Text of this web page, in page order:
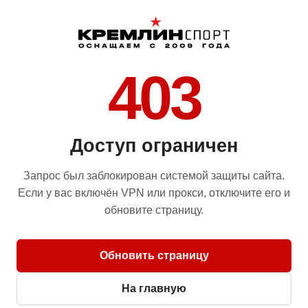
403
Доступ ограничен
Запрос был заблокирован системой защиты сайта.
Если у вас включён VPN или прокси, отключите его и
обновите страницу.
Обновить страницу
На главную